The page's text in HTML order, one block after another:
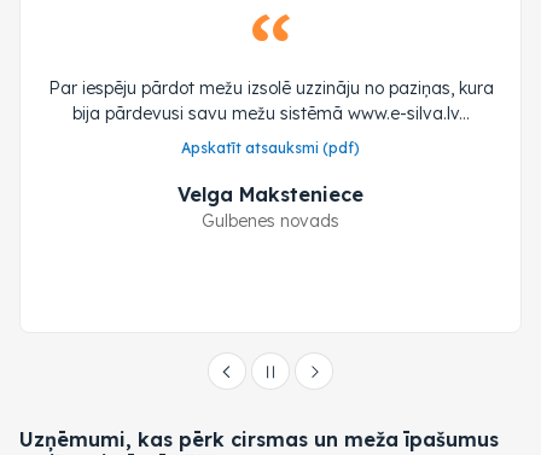
Par iespēju pārdot mežu izsolē uzzināju no paziņas, kura
bija pārdevusi savu mežu sistēmā www.e-silva.lv...
Apskatīt atsauksmi (pdf)
Velga Maksteniece
Gulbenes novads
Uzņēmumi, kas pērk cirsmas un meža īpašumus